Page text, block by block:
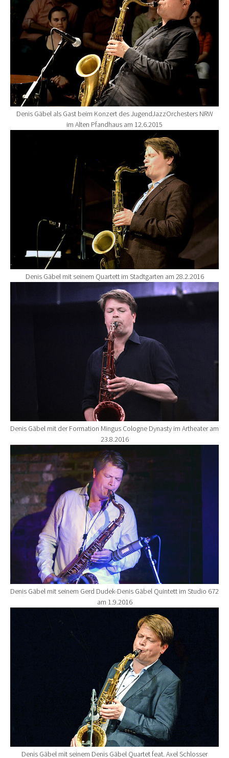
Denis Gäbel als Gast beim Konzert des JugendJazzOrchesters NRW
im Alten Pfandhaus am 12.6.2015
Denis Gäbel mit seinem Quartett im Stadtgarten am 28.2.2016
Show larger version for:
Denis Gäbel mit der Formation Mingus Cologne Dynasty im Artheater am
23.8.2016
Show larger version for:
Denis Gäbel mit seinem Gerd Dudek-Denis Gäbel Quintett im Studio 672
am 1.9.2016
Denis Gäbel mit seinem Denis Gäbel Quartet feat. Axel Schlosser